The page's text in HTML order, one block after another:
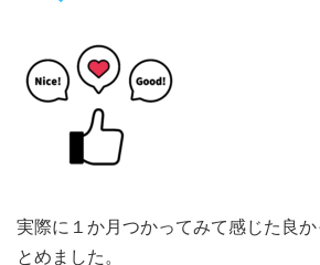
実際に１か月つかってみて感じた良
とめました。